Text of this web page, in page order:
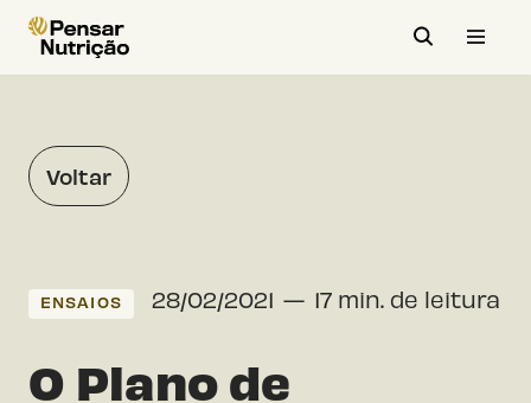
Avançar
conteúdo
Voltar
ENSAIOS 28/02/2021 17 min. de leitura
O Plano de